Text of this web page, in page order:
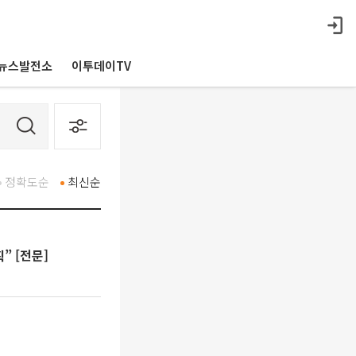
스발전소 이투데이TV
최신순
정확도순
” [전문]